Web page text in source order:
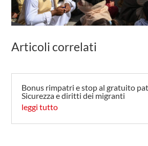
Articoli correlati
Bonus rimpatri e stop al gratuito
Sicurezza e diritti dei migranti
leggi tutto